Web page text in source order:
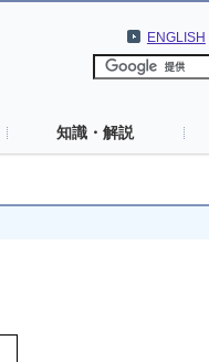
ENGLISH
知識・解説